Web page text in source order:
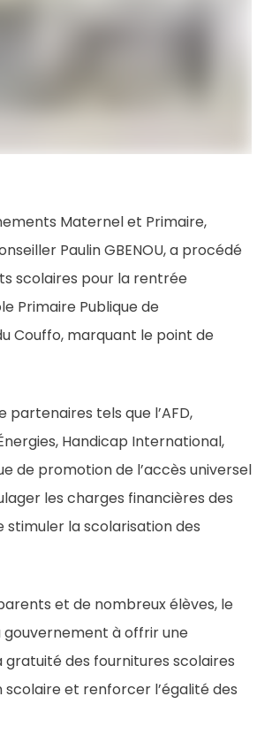
Maternel et Primaire,
Paulin GBENOU, a procédé
scolaires pour la rentrée
Primaire Publique de
Couffo, marquant le point de
tels que l’AFD,
Handicap International,
de promotion de l’accès universel
les charges financières des
stimuler la scolarisation des
et de nombreux élèves, le
gouvernement à offrir une
gratuité des fournitures scolaires
et renforcer l’égalité des